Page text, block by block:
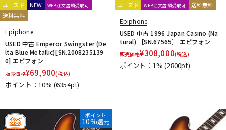
ユーズド NEW WEB注文店頭受取可
送料無料
Epiphone
USED 中古 Emperor Swingster (De
lta Blue Metallic)[SN.2008235139
0] エピフォン
販売価格¥69,900(税込)
ポイント：10% (6354pt)
ユーズド WEB注文店頭受取可 送料無料
Epiphone
USED 中古 1996 Japan Casino (Na
tural) ［SN.67565］ エピフォン
販売価格¥308,000(税込)
ポイント：1%(2800pt)
ポイント
10%還元